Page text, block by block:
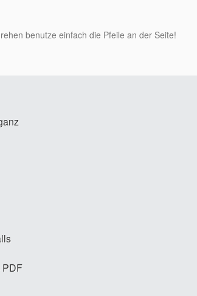
benutze einfach die Pfeile an der Seite!
PDF